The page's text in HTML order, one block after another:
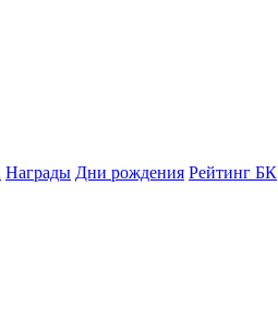
Награды Дни рождения Рейтинг БК